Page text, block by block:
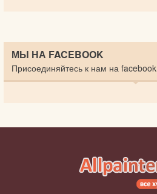
МЫ НА FACEBOOK
Присоединяйтесь к нам на facebook